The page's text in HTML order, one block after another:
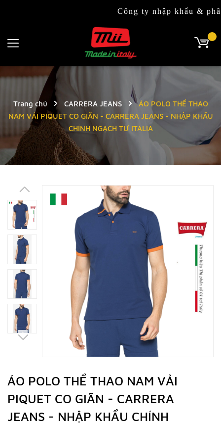
Công ty nhập khẩu & phân phối
Trang chủ CARRERA JEANS
ÁO POLO THỂ THAO
NAM VẢI PIQUET CO GIÃN - CARRERA JEANS - NHẬP KHẨU
CHÍNH NGẠCH TỪ ITALIA
ÁO POLO THỂ THAO NAM VẢI
PIQUET CO GIÃN - CARRERA
JEANS - NHẬP KHẨU CHÍNH